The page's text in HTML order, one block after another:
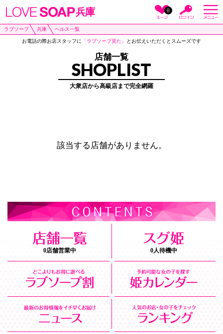
兵庫 0
ラブソープ 兵庫 ヘルス一覧
お電話の際お店スタッフに 「ラブソープ見た」 とお伝えいただくとスムーズです
店舗一覧
SHOPLIST
大衆店から高級店まで完全網羅
該当する店舗がありません。
0店舗営業中 0人待機中